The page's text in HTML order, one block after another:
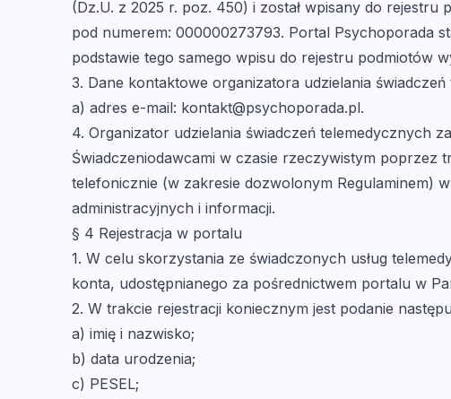
(Dz.U. z 2025 r. poz. 450) i został wpisany do
pod numerem: 000000273793. Portal Psychoporada
podstawie tego samego wpisu do rejestru podmiotów
3. Dane kontaktowe organizatora udzielania
a) adres e-mail: kontakt@psychoporada.pl.
4. Organizator udzielania świadczeń telemedycznych
Świadczeniodawcami w czasie rzeczywistym poprzez
telefonicznie (w zakresie dozwolonym Regulaminem)
administracyjnych i informacji.
§ 4 Rejestracja w portalu
1. W celu skorzystania ze świadczonych usług
konta, udostępnianego za pośrednictwem portalu w
2. W trakcie rejestracji koniecznym jest podanie
a) imię i nazwisko;
b) data urodzenia;
c) PESEL;